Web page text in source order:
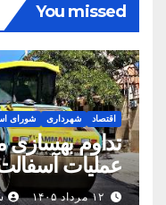
You missed
اقتصاد شهرداری شورای
تداوم بهسازی
عملیات
۱۲ مرداد ۱۴۰۵